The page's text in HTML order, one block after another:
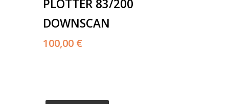
PLOTTER 83/200
DOWNSCAN
100,00 €